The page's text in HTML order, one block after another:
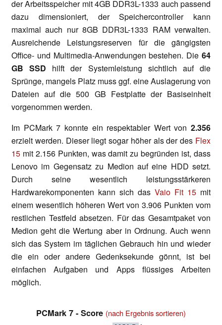
der Arbeitsspeicher mit 4GB DDR3L-1333 auch passend
dazu dimensioniert, der Speichercontroller kann
maximal auch nur 8GB DDR3L-1333 RAM verwalten.
Ausreichende Leistungsreserven für die gängigsten
Office- und Multimedia-Anwendungen bestehen. Die 64
GB SSD hilft der Systemleistung sichtlich auf die
Sprünge, mangels Platz muss ggf. eine Auslagerung von
Dateien auf die 500 GB Festplatte der Basiseinheit
vorgenommen werden.
Im PCMark 7 konnte ein respektabler Wert von 2.356
erzielt werden. Dieser liegt sogar höher als der des Flex
15 mit 2.156 Punkten, was damit zu begründen ist, dass
Lenovo im Gegensatz zu Medion auf eine HDD setzt.
Durch seine wesentlich leistungsstärkeren
Hardwarekomponenten kann sich das Vaio Fit 15 mit
einem wesentlich höheren Wert von 3.906 Punkten vom
restlichen Testfeld absetzen. Für das Gesamtpaket von
Medion geht die Wertung aber in Ordnung. Auch wenn
sich das System im täglichen Gebrauch hin und wieder
die ein oder andere Gedenksekunde gönnt, ist bei
einfachen Aufgaben und Apps flüssiges Arbeiten
möglich.
PCMark 7 - Score (nach Ergebnis sortieren)